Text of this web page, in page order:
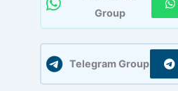
Group
Telegram Group